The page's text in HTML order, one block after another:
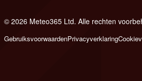
© 2026 Meteo365 Ltd. Alle rechten
GebruiksvoorwaardenPrivacyverklaring